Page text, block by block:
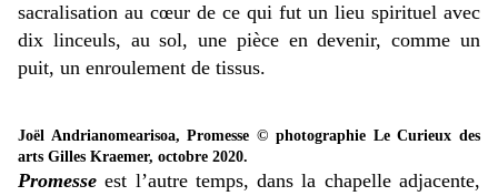
sacralisation au cœur de ce qui fut un lieu spirituel avec
dix linceuls, au sol, une pièce en devenir, comme un
puit, un enroulement de tissus.
Joël Andrianomearisoa, Promesse © photographie Le Curieux des
arts Gilles Kraemer, octobre 2020.
Promesse est l’autre temps, dans la chapelle adjacente,